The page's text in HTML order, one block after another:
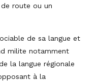
route ou un
de sa langue et
milite notamment
la langue régionale
à la